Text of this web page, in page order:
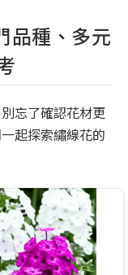
品種、多元
忘了確認花材更
起探索繡線花的